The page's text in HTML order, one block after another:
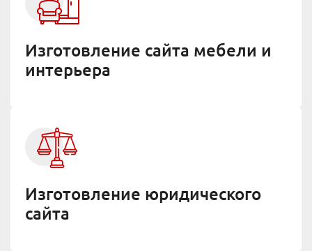
Изготовление сайта мебели и
интерьера
Изготовление юридического
сайта